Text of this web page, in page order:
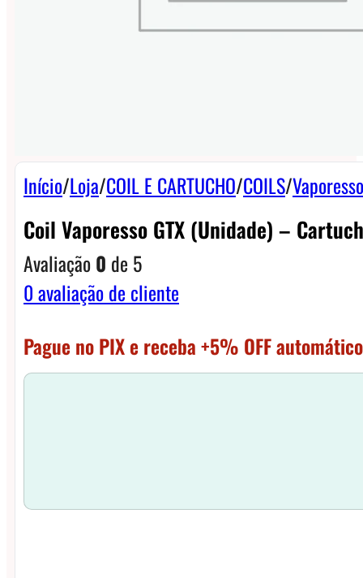
Início/Loja/COIL E CARTUCHO/COILS/
Coil Vaporesso GTX (unidade) –
Avaliação0 de 5
0avaliação de cliente
Pague no PIX e receba +5% OFF